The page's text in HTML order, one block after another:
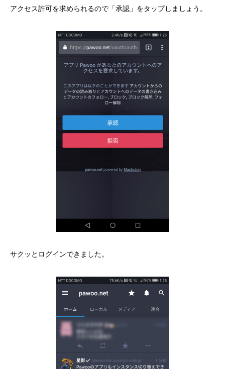
アクセス許可を求められるので「承認」をタップしましょう。
サクッとログインできました。